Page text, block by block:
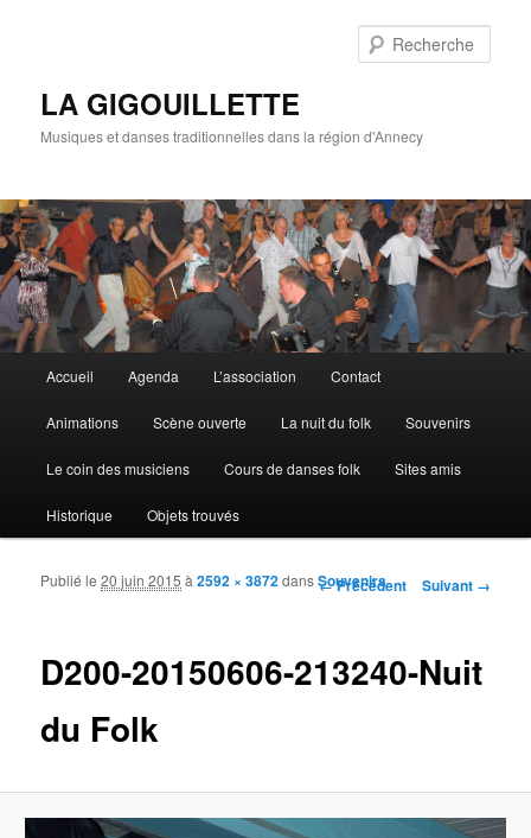
LA GIGOUILLETTE
Musiques et danses traditionnelles dans la région d'Annecy
Aller au contenu principal
Aller au contenu secondaire
Accueil Agenda L’association Contact
Animations Scène ouverte La nuit du folk Souvenirs
Le coin des musiciens Cours de danses folk Sites amis
Historique Objets trouvés
Navigation des images
← Précédent Suivant →
D200-20150606-213240-Nuit
du Folk
Publié le20 juin 2015 à2592 × 3872dansSouvenirs